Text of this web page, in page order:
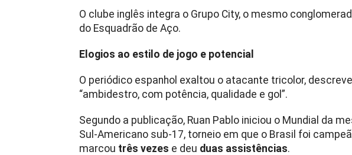
O clube inglês integra o Grupo City, o mesmo
do Esquadrão de Aço.
Elogios ao estilo de jogo e potencial
O periódico espanhol exaltou o atacante tricolor,
“ambidestro, com potência, qualidade e gol”.
Segundo a publicação, Ruan Pablo iniciou o Mundial da
Sul-Americano sub-17, torneio em que o Brasil foi
marcou três vezes e deu duas assistências.